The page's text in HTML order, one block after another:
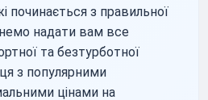
починається з правильної
надати вам все
та безтурботної
з популярними
цінами на